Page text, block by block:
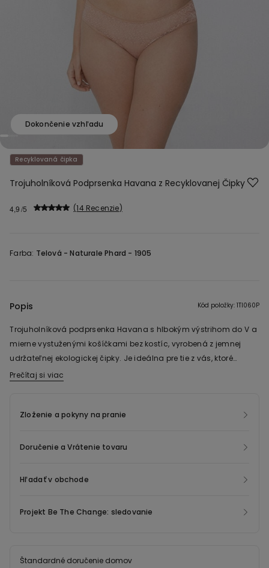
Dokončenie vzhľadu
Recyklovaná čipka
Trojuholníková Podprsenka Havana z Recyklovanej Čipky
4,9 14 Recenzie
Farba: Telová -Naturale Phard - 1905
Popis Kód položky: 1TI060P
Trojuholníková podprsenka Havana s hlbokým výstrihom do V a
mierne vystuženými košíčkami bez kostíc, vyrobená z jemnej
udržateľnej ekologickej čipky. Je ideálna pre tie z vás, ktoré
hľadajú maximálne pohodlnú podprsenku s veľmi prirodzeným
veľkosti 85B sa počet uzatváracích háčikov a rozmer ramienok
Čipka, z ktorej je tento produkt, bola vyrobená zo 100 %
spracovania textilných zvyškov, ktoré sa ešte nedostali ku
Prečítaj si viac
Zloženie a pokyny na pranie
Doručenie a Vrátenie tovaru
Hľadať v obchode
Projekt Be The Change: sledovanie
Štandardné doručenie domov